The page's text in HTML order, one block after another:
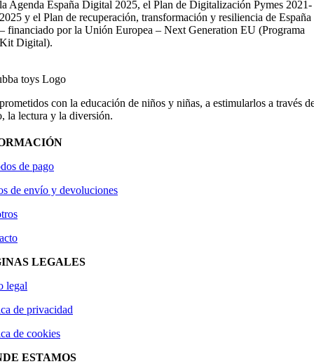
la Agenda España Digital 2025, el Plan de Digitalización Pymes 2021-
2025 y el Plan de recuperación, transformación y resiliencia de España
– financiado por la Unión Europea – Next Generation EU (Programa
Kit Digital).
con la educación de niños y niñas, a estimularlos a través
la lectura y la diversión.
de pago
de envío y devoluciones
LEGALES
legal
de privacidad
de cookies
ESTAMOS